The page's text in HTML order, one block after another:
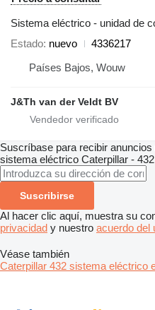
Sistema eléctrico - unidad de
Estado nuevo
4336217
Países Bajos, Wouw
J&Th van der Veldt BV
Suscríbase para recibir
sistema eléctrico Caterpillar - 432
Suscribirse
Al hacer clic aquí, muestra su
privacidad y nuestro acuerdo del
Véase también
Caterpillar 432 sistema eléctrico